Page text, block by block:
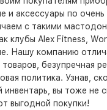
и аксессуары по
с такими
клубы Alex Fitness,
Нашу компанию
безупречная
политика. Узнав,
инвентарь, вы тоже не
выгодной покупки!